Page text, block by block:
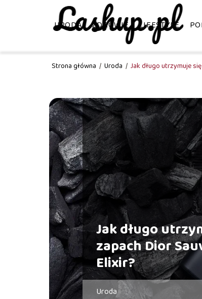
URODA ZDROWIE LIFESTYLE
Strona główna / Uroda / Jak długo utrzymuje
Jak długo
zapach Dior
Elixir?
Uroda